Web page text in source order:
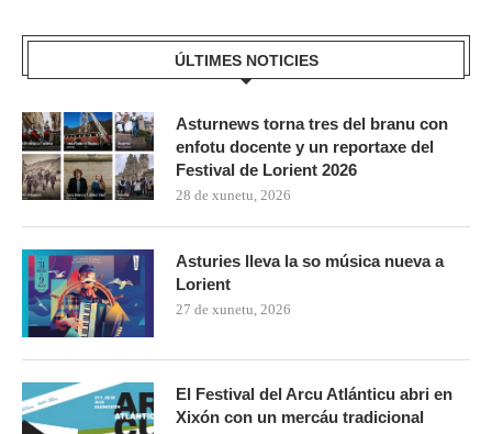
ÚLTIMES NOTICIES
Asturnews torna tres del branu con
enfotu docente y un reportaxe del
Festival de Lorient 2026
28 de xunetu, 2026
Asturies lleva la so música nueva a
Lorient
27 de xunetu, 2026
El Festival del Arcu Atlánticu abri en
Xixón con un mercáu tradicional